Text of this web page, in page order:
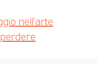
nell’arte